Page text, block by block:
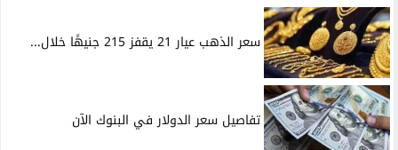
سعر الذهب عيار 21 يقفز 215 جنيهًا خلال...
تفاصيل سعر الدولار في البنوك الآن